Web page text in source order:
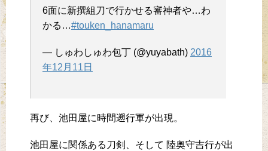
6面に新撰組刀で行かせる審神者や…わ
かる…#touken_hanamaru
— しゅわしゅわ包丁 (@yuyabath) 2016
年12月11日
再び、池田屋に時間遡行軍が出現。
池田屋に関係ある刀剣、そして 陸奥守吉行が出